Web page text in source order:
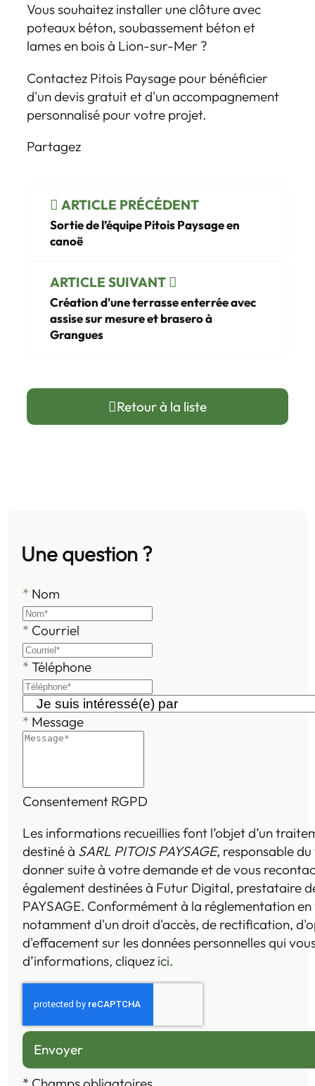
Vous souhaitez installer une clôture avec
poteaux béton, soubassement béton et
lames en bois à Lion-sur-Mer ?
Contactez Pitois Paysage pour bénéficier
d'un devis gratuit et d'un accompagnement
personnalisé pour votre projet.
Partagez
ARTICLE PRÉCÉDENT
Sortie de l’équipe Pitois Paysage en
canoë
ARTICLE SUIVANT
Création d'une terrasse enterrée avec
assise sur mesure et brasero à
Grangues
Retour à la liste
Une question ?
* Nom
* Courriel
*Téléphone
* Message
Consentement RGPD
Les informations recueillies font l’objet d’un
destiné à SARL PITOIS PAYSAGE, responsable
donner suite à votre demande et de vous
également destinées à Futur Digital, prestataire
PAYSAGE. Conformément à la réglementation
notamment d'un droit d'accès, de rectification,
d'effacement sur les données personnelles qui
d’informations, cliquez ici.